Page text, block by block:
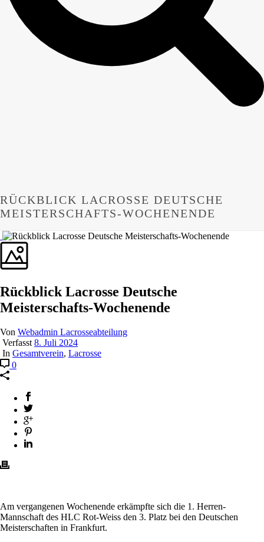
RÜCKBLICK LACROSSE DEUTSCHE
MEISTERSCHAFTS-WOCHENENDE
Rückblick Lacrosse Deutsche
Meisterschafts-Wochenende
Von Webadmin Lacrosseabteilung
Verfasst8. Juli 2024
In Gesamtverein, Lacrosse
0
Am vergangenen Wochenende erkämpfte sich die 1. Herren-
Mannschaft des HLC Rot-Weiss den 3. Platz bei den Deutschen
Meisterschaften in Frankfurt.